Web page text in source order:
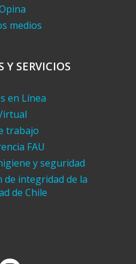
medios
Y SERVICIOS
en Línea
trabajo
FAU
y seguridad
de integridad de la
de Chile